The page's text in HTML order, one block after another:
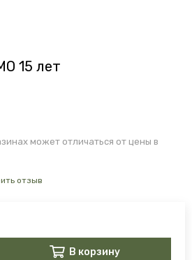
15 лет
может отличаться от цены в
отзыв
В корзину